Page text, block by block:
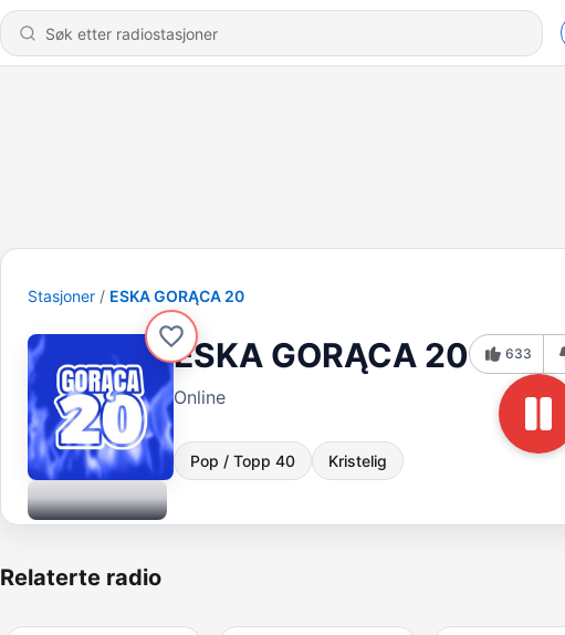
Stasjoner ESKA GORĄCA 20
ESKA GORĄCA 20
Online
Pop / Topp 40 Kristelig
633
Relaterte radio